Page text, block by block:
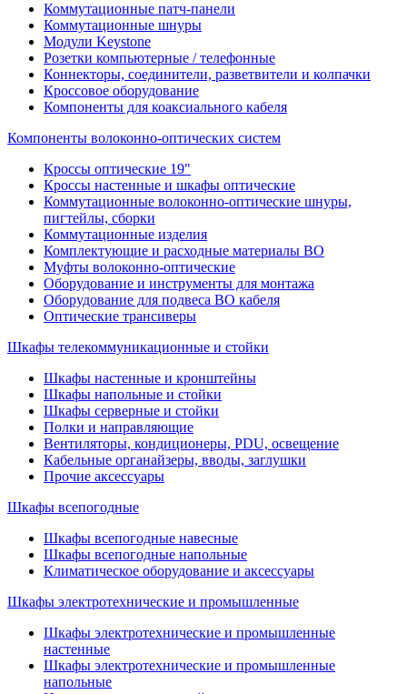
Коммутационные патч-панели
Коммутационные шнуры
Модули Keystone
Розетки компьютерные / телефонные
Коннекторы, соединители, разветвители и колпачки
Кроссовое оборудование
Компоненты для коаксиального кабеля
Компоненты волоконно-оптических систем
Кроссы оптические 19"
Кроссы настенные и шкафы оптические
Коммутационные волоконно-оптические шнуры,
пигтейлы, сборки
Коммутационные изделия
Комплектующие и расходные материалы ВО
Муфты волоконно-оптические
Оборудование и инструменты для монтажа
Оборудование для подвеса ВО кабеля
Оптические трансиверы
Шкафы телекоммуникационные и стойки
Шкафы настенные и кронштейны
Шкафы напольные и стойки
Шкафы серверные и стойки
Полки и направляющие
Вентиляторы, кондиционеры, PDU, освещение
Кабельные органайзеры, вводы, заглушки
Прочие аксеcсуары
Шкафы всепогодные
Шкафы всепогодные навесные
Шкафы всепогодные напольные
Климатическое оборудование и аксессуары
Шкафы электротехнические и промышленные
Шкафы электротехнические и промышленные
настенные
Шкафы электротехнические и промышленные
напольные